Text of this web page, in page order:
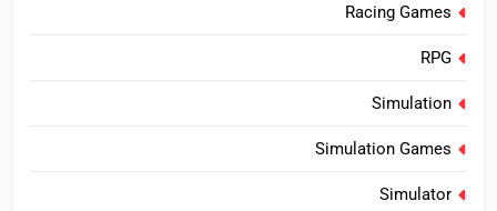
Racing Games
RPG
Simulation
Simulation Games
Simulator